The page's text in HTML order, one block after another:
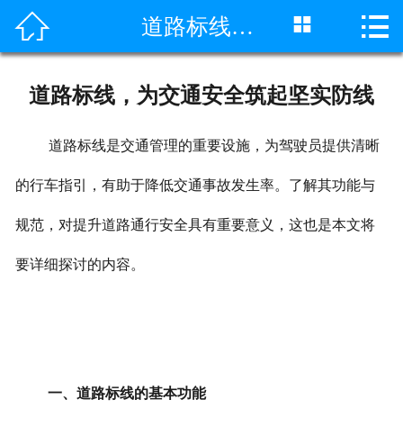
网站首页
 道路标线，为交通安全筑起坚实防线  
道路标线，为交通安全筑起坚实防线
道路标线是交通管理的重要设施，为驾驶员提供清晰
的行车指引，有助于降低交通事故发生率。了解其功能与
规范，对提升道路通行安全具有重要意义，这也是本文将
要详细探讨的内容。
一、道路标线的基本功能